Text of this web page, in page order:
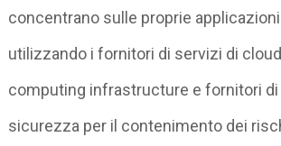
concentrano sulle proprie
utilizzando i fornitori di servizi di
computing infrastructure e fornitori
sicurezza per il contenimento dei